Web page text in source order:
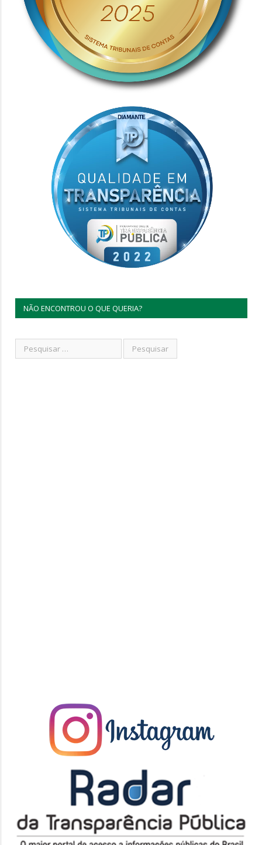
NÃO ENCONTROU O QUE QUERIA?